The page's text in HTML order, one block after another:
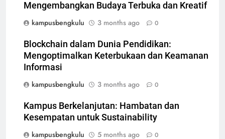
Mengembangkan Budaya Terbuka dan Kreatif
kampusbengkulu
3 months ago 0
Blockchain dalam Dunia Pendidikan:
Mengoptimalkan Keterbukaan dan Keamanan
Informasi
kampusbengkulu
3 months ago 0
Kampus Berkelanjutan: Hambatan dan
Kesempatan untuk Sustainability
kampusbengkulu
5 months ago 0